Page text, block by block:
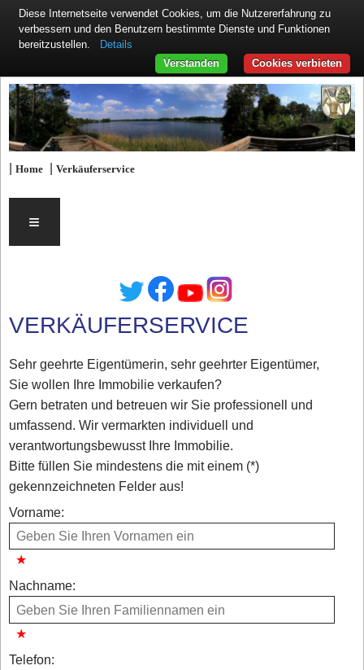
|Home |Verkäuferservice
≡
VERKÄUFERSERVICE
Sehr geehrte Eigentümerin, sehr geehrter Eigentümer,
Sie wollen Ihre Immobilie verkaufen?
Gern betraten und betreuen wir Sie professionell und
umfassend. Wir vermarkten individuell und
verantwortungsbewusst Ihre Immobilie.
Bitte füllen Sie mindestens die mit einem (*)
gekennzeichneten Felder aus!
Vorname:
Nachname:
Telefon:
Diese Internetseite verwendet Cookies, um die Nutzererfahrung zu
verbessern und den Benutzern bestimmte Dienste und Funktionen
bereitzustellen.
Details
Cookies verbieten
Verstanden